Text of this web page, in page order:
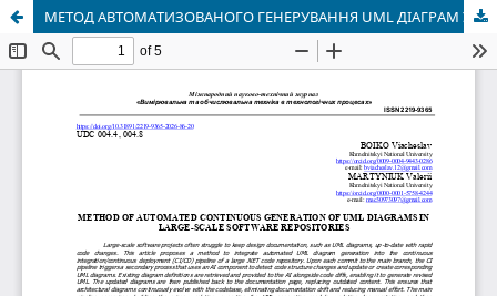
МЕТОД АВТОМАТИЗОВАНОГО ГЕНЕРУВАННЯ UML ДІАГРАМ У ВЕЛИКОМАСШТАБНИХ РЕПОЗИТОРІЯХ КОДУ